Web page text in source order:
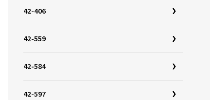
42-406
42-559
42-584
42-597